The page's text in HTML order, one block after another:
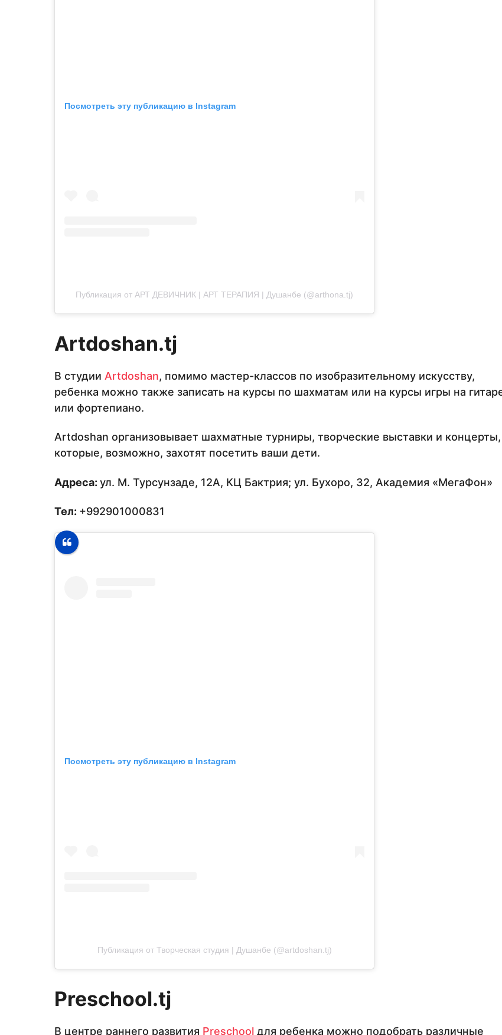
Посмотреть эту публикацию в Instagram
Публикация от АРТ ДЕВИЧНИК | АРТ ТЕРАПИЯ | Душанбе (@arthona.tj)
Artdoshan.tj
В студии Artdoshan, помимо мастер-классов по изобразительному искусству,
ребенка можно также записать на курсы по шахматам или на курсы игры на
или фортепиано.
Artdoshan организовывает шахматные турниры, творческие выставки и концерты,
которые, возможно, захотят посетить ваши дети.
Адреса: ул. М. Турсунзаде, 12А, КЦ Бактрия; ул. Бухоро, 32, Академия «МегаФон»
Тел: +992901000831
Посмотреть эту публикацию в Instagram
Публикация от Творческая студия | Душанбе (@artdoshan.tj)
Preschool.tj
В центре раннего развития Preschool для ребенка можно подобрать различные